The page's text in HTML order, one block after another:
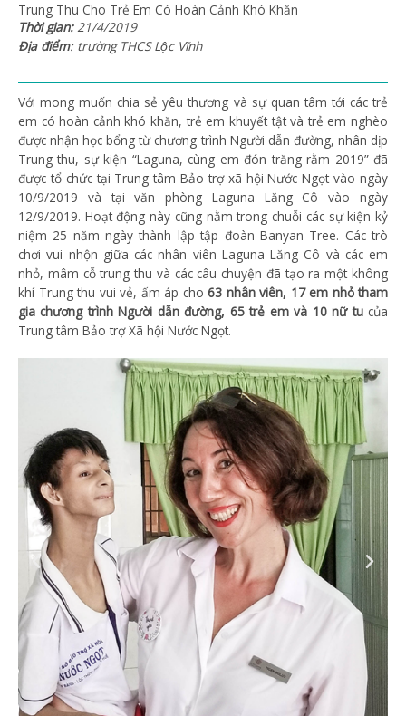
Trung Thu Cho Trẻ Em Có Hoàn Cảnh Khó Khăn
Thời gian:21/4/2019
Địa điểm: trường THCS Lộc Vĩnh
Với mong muốn chia sẻ yêu thương và sự quan tâm tới các trẻ
em có hoàn cảnh khó khăn, trẻ em khuyết tật và trẻ em nghèo
được nhận học bổng từ chương trình Người dẫn đường, nhân dịp
Trung thu, sự kiện “Laguna, cùng em đón trăng rằm 2019” đã
được tổ chức tại Trung tâm Bảo trợ xã hội Nước Ngọt vào ngày
10/9/2019 và tại văn phòng Laguna Lăng Cô vào ngày
12/9/2019. Hoạt động này cũng nằm trong chuỗi các sự kiện kỷ
niệm 25 năm ngày thành lập tập đoàn Banyan Tree. Các trò
chơi vui nhộn giữa các nhân viên Laguna Lăng Cô và các em
nhỏ, mâm cỗ trung thu và các câu chuyện đã tạo ra một không
khí Trung thu vui vẻ, ấm áp cho 63 nhân viên, 17 em nhỏ tham
gia chương trình Người dẫn đường, 65 trẻ em và 10 nữ tucủa
Trung tâm Bảo trợ Xã hội Nước Ngọt.